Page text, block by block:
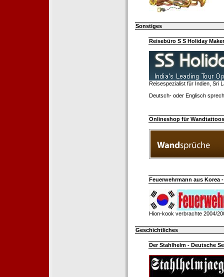
Sonstiges
Reisebüro S S Holiday
Reisespezialist für Indien, Sri
Deutsch- oder Englisch
Onlineshop für Wandtattoos
Feuerwehrmann aus Korea
Hion-kook verbrachte 2004/
Geschichtliches
Der Stahlhelm - Deutsche